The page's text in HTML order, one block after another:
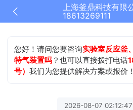
18613269111
您好！请问您要咨询实验室反应釜
特气装置吗 ？也可以直接拨打电话
号）我们为您提供解决方案或报价！
2026-08-07